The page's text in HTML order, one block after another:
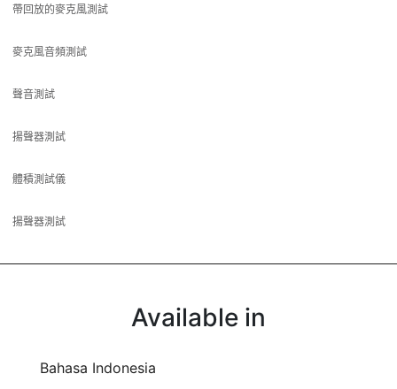
帶回放的麥克風測試
麥克風音頻測試
聲音測試
揚聲器測試
體積測試儀
揚聲器測試
Available in
Bahasa Indonesia